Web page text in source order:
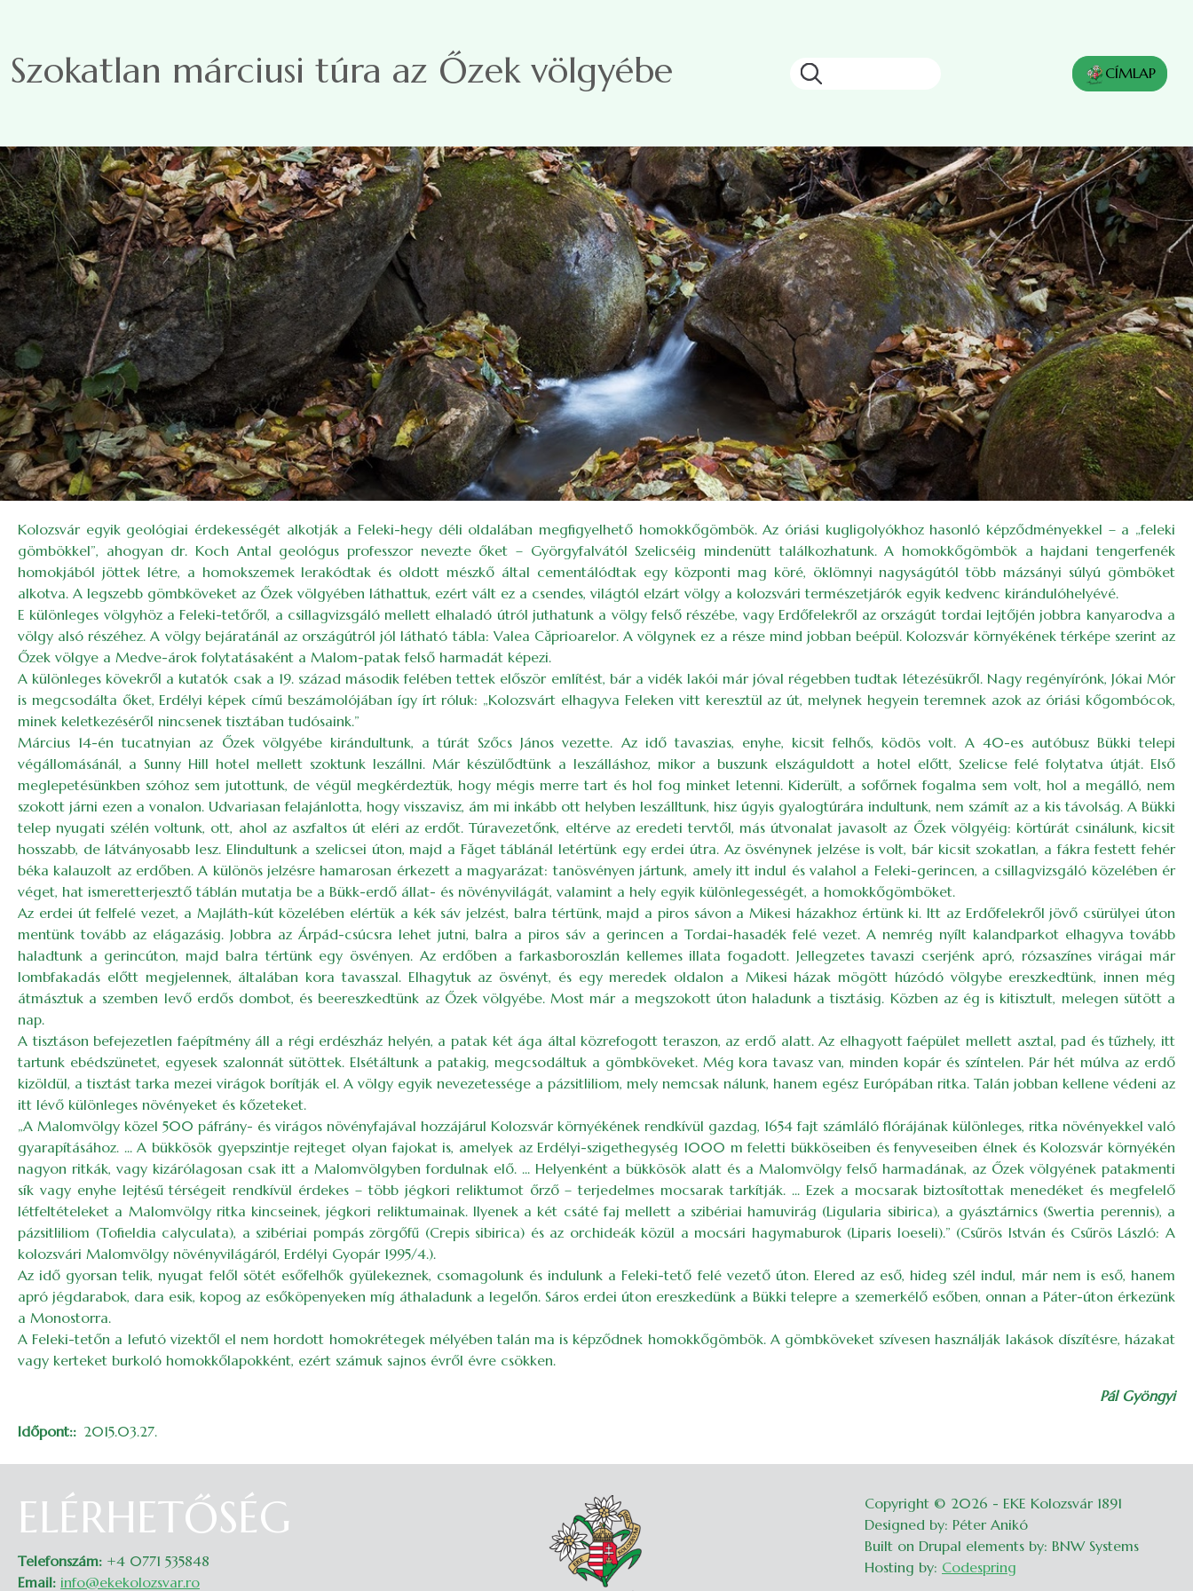
Szokatlan márciusi túra az Őzek völgyébe CÍMLAP
Kolozsvár egyik geológiai érdekességét alkotják a Feleki-hegy déli oldalában megfigyelhető homokkőgömbök. Az óriási kugligolyókhoz hasonló képződményekkel – a „feleki
gömbökkel”, ahogyan dr. Koch Antal geológus professzor nevezte őket – Györgyfalvától Szelicséig mindenütt találkozhatunk. A homokkőgömbök a hajdani tengerfenék
homokjából jöttek létre, a homokszemek lerakódtak és oldott mészkő által cementálódtak egy központi mag köré, öklömnyi nagyságútól több mázsányi súlyú gömböket
alkotva. A legszebb gömbköveket az Őzek völgyében láthattuk, ezért vált ez a csendes, világtól elzárt völgy a kolozsvári természetjárók egyik kedvenc kirándulóhelyévé.
E különleges völgyhöz a Feleki-tetőről, a csillagvizsgáló mellett elhaladó útról juthatunk a völgy felső részébe, vagy Erdőfelekről az országút tordai lejtőjén jobbra kanyarodva a
völgy alsó részéhez. A völgy bejáratánál az országútról jól látható tábla: Valea Căprioarelor. A völgynek ez a része mind jobban beépül. Kolozsvár környékének térképe szerint az
Őzek völgye a Medve-árok folytatásaként a Malom-patak felső harmadát képezi.
A különleges kövekről a kutatók csak a 19. század második felében tettek először említést, bár a vidék lakói már jóval régebben tudtak létezésükről. Nagy regényírónk, Jókai Mór
is megcsodálta őket, Erdélyi képek című beszámolójában így írt róluk: „Kolozsvárt elhagyva Feleken vitt keresztül az út, melynek hegyein teremnek azok az óriási kőgombócok,
minek keletkezéséről nincsenek tisztában tudósaink.”
Március 14-én tucatnyian az Őzek völgyébe kirándultunk, a túrát Szőcs János vezette. Az idő tavaszias, enyhe, kicsit felhős, ködös volt. A 40-es autóbusz Bükki telepi
végállomásánál, a Sunny Hill hotel mellett szoktunk leszállni. Már készülődtünk a leszálláshoz, mikor a buszunk elszáguldott a hotel előtt, Szelicse felé folytatva útját. Első
meglepetésünkben szóhoz sem jutottunk, de végül megkérdeztük, hogy mégis merre tart és hol fog minket letenni. Kiderült, a sofőrnek fogalma sem volt, hol a megálló, nem
szokott járni ezen a vonalon. Udvariasan felajánlotta, hogy visszavisz, ám mi inkább ott helyben leszálltunk, hisz úgyis gyalogtúrára indultunk, nem számít az a kis távolság. A Bükki
telep nyugati szélén voltunk, ott, ahol az aszfaltos út eléri az erdőt. Túravezetőnk, eltérve az eredeti tervtől, más útvonalat javasolt az Őzek völgyéig: körtúrát csinálunk, kicsit
hosszabb, de látványosabb lesz. Elindultunk a szelicsei úton, majd a Făget táblánál letértünk egy erdei útra. Az ösvénynek jelzése is volt, bár kicsit szokatlan, a fákra festett fehér
béka kalauzolt az erdőben. A különös jelzésre hamarosan érkezett a magyarázat: tanösvényen jártunk, amely itt indul és valahol a Feleki-gerincen, a csillagvizsgáló közelében ér
véget, hat ismeretterjesztő táblán mutatja be a Bükk-erdő állat- és növényvilágát, valamint a hely egyik különlegességét, a homokkőgömböket.
Az erdei út felfelé vezet, a Majláth-kút közelében elértük a kék sáv jelzést, balra tértünk, majd a piros sávon a Mikesi házakhoz értünk ki. Itt az Erdőfelekről jövő csürülyei úton
mentünk tovább az elágazásig. Jobbra az Árpád-csúcsra lehet jutni, balra a piros sáv a gerincen a Tordai-hasadék felé vezet. A nemrég nyílt kalandparkot elhagyva tovább
haladtunk a gerincúton, majd balra tértünk egy ösvényen. Az erdőben a farkasboroszlán kellemes illata fogadott. Jellegzetes tavaszi cserjénk apró, rózsaszínes virágai már
lombfakadás előtt megjelennek, általában kora tavasszal. Elhagytuk az ösvényt, és egy meredek oldalon a Mikesi házak mögött húzódó völgybe ereszkedtünk, innen még
átmásztuk a szemben levő erdős dombot, és beereszkedtünk az Őzek völgyébe. Most már a megszokott úton haladunk a tisztásig. Közben az ég is kitisztult, melegen sütött a
nap.
A tisztáson befejezetlen faépítmény áll a régi erdészház helyén, a patak két ága által közrefogott teraszon, az erdő alatt. Az elhagyott faépület mellett asztal, pad és tűzhely, itt
tartunk ebédszünetet, egyesek szalonnát sütöttek. Elsétáltunk a patakig, megcsodáltuk a gömbköveket. Még kora tavasz van, minden kopár és színtelen. Pár hét múlva az erdő
kizöldül, a tisztást tarka mezei virágok borítják el. A völgy egyik nevezetessége a pázsitliliom, mely nemcsak nálunk, hanem egész Európában ritka. Talán jobban kellene védeni az
itt lévő különleges növényeket és kőzeteket.
„A Malomvölgy közel 500 páfrány- és virágos növényfajával hozzájárul Kolozsvár környékének rendkívül gazdag, 1654 fajt számláló flórájának különleges, ritka növényekkel való
gyarapításához. ... A bükkösök gyepszint­je rejteget olyan fajokat is, amelyek az Erdélyi-szigethegység 1000 m feletti bükköseiben és fenyvesei­­ben élnek és Kolozsvár környékén
nagyon ritkák, vagy kizárólagosan csak itt a Malomvölgyben fordulnak elő. ... Helyenként a bükkösök alatt és a Malomvölgy felső harmadának, az Őzek völgyének patakmenti
sík vagy enyhe lejtésű térségeit rendkívül érdekes – több jégkori reliktumot őrző – terjedelmes mocsarak tarkítják. ... Ezek a mocsarak biztosítottak menedéket és megfelelő
létfeltételeket a Malomvölgy ritka kincseinek, jégkori reliktumainak. Ilyenek a két csáté faj mellett a szibériai hamuvirág (Ligularia sibirica), a gyásztárnics (Swertia perennis), a
pázsitliliom (Tofieldia calyculata), a szibériai pompás zörgőfű (Crepis sibirica) és az orchideák közül a mocsári hagymaburok (Liparis loeseli).” (Csűrös István és Csűrös László: A
kolozsvári Malomvölgy növényvilágáról, Erdélyi Gyopár 1995/4.).
Az idő gyorsan telik, nyugat felől sötét esőfelhők gyülekeznek, csomagolunk és indulunk a Feleki-tető felé vezető úton. Elered az eső, hideg szél indul, már nem is eső, hanem
apró jégdarabok, dara esik, kopog az esőköpenyeken míg áthaladunk a legelőn. Sáros erdei úton ereszkedünk a Bükki telepre a szemerkélő esőben, onnan a Páter-úton érkezünk
a Monostorra.
A Feleki-tetőn a lefutó vizektől el nem hordott homokrétegek mélyében talán ma is képződnek homokkőgömbök. A gömbköveket szívesen használják lakások díszítésre, házakat
vagy kerteket burkoló homokkőlapokként, ezért számuk sajnos évről évre csökken.
Pál Gyöngyi
Időpont:
2015.03.27.
ELÉRHETŐSÉG
Telefonszám: +4 0771 535848
Email: info@ekekolozsvar.ro
Copyright © 2026 - EKE Kolozsvár 1891
Designed by: Péter Anikó
Built on Drupal elements by: BNW Systems
Hosting by: Codespring